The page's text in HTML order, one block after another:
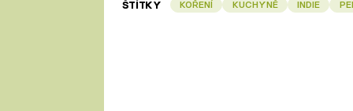
ŠTÍTKY KOŘENÍ KUCHYNĚ INDIE